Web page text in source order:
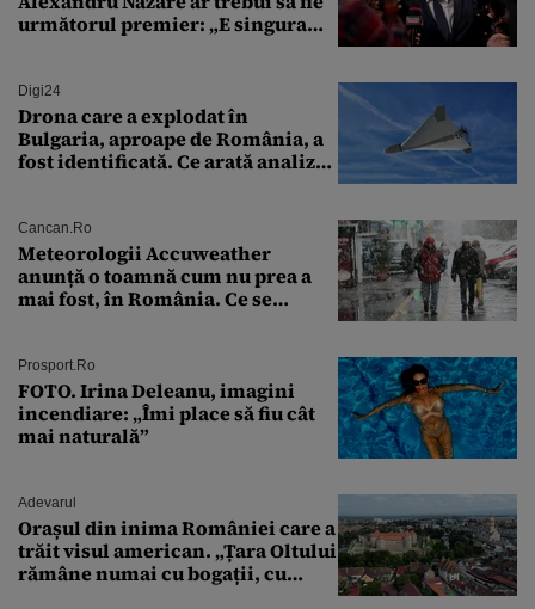
următorul premier: „E singura
Digi24
Drona care a explodat în
Bulgaria, aproape de România, a
fost identificată. Ce arată analiza
Cancan.ro
Meteorologii Accuweather
anunță o toamnă cum nu prea a
mai fost, în România. Ce se
București. Pe ce dată ninge
Prosport.ro
FOTO. Irina Deleanu, imagini
incendiare: „Îmi place să fiu cât
mai naturală”
Adevarul
Orașul din inima României care a
trăit visul american. „Țara Oltului
rămâne numai cu bogații, cu